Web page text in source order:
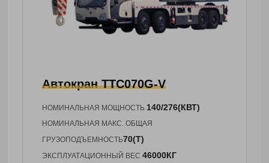
АвтокранTTC070G-V
НОМИНАЛЬНАЯ МОЩНОСТЬ 140/276(КВТ)
НОМИНАЛЬНАЯ МАКС. ОБЩАЯ
ГРУЗОПОДЪЕМНОСТЬ70(Т)
ЭКСПЛУАТАЦИОННЫЙ ВЕС46000КГ